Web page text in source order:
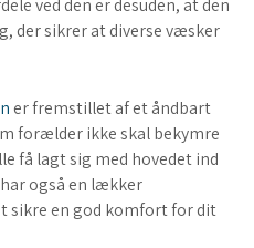
ved den er desuden, at den
der sikrer at diverse væsker
er fremstillet af et åndbart
forælder ikke skal bekymre
få lagt sig med hovedet ind
også en lækker
sikre en god komfort for dit